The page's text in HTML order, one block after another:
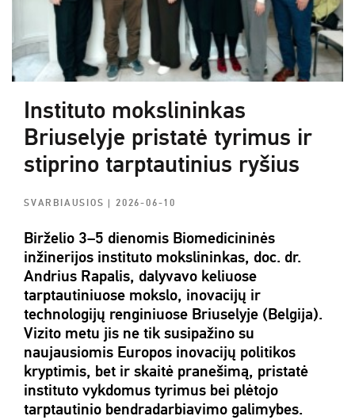
Instituto mokslininkas
Briuselyje pristatė tyrimus ir
stiprino tarptautinius ryšius
SVARBIAUSIOS| 2026-06-10
Birželio 3–5 dienomis Biomedicininės
inžinerijos instituto mokslininkas, doc. dr.
Andrius Rapalis, dalyvavo keliuose
tarptautiniuose mokslo, inovacijų ir
technologijų renginiuose Briuselyje (Belgija).
Vizito metu jis ne tik susipažino su
naujausiomis Europos inovacijų politikos
kryptimis, bet ir skaitė pranešimą, pristatė
instituto vykdomus tyrimus bei plėtojo
tarptautinio bendradarbiavimo galimybes.